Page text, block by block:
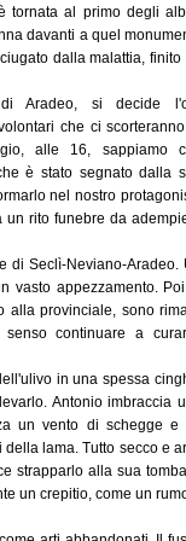
tornata al primo degli
davanti a quel
dalla malattia, finito
Aradeo, si decide
che ci
alle 16, sappiamo
è stato segnato dalla
nel nostro
un rito funebre da
di Seclì-Neviano-Aradeo.
vasto appezzamento.
alla provinciale, sono
continuare a
in una spessa
Antonio imbraccia
un vento di schegge e
lama. Tutto secco e
strapparlo alla sua
un crepitio, come un